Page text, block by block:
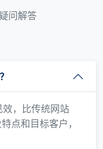
问解答
，比传统网站
点和目标客户，